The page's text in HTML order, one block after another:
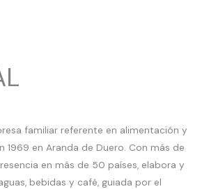
familiar referente en alimentación y
1969 en Aranda de Duero. Con más de
en más de 50 países, elabora y
bebidas y café, guiada por el